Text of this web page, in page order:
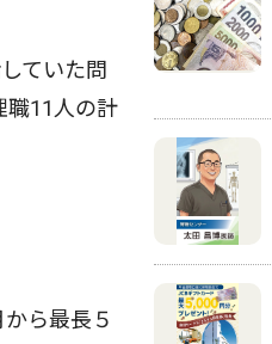
ていた問
職11人の計
ら最長５